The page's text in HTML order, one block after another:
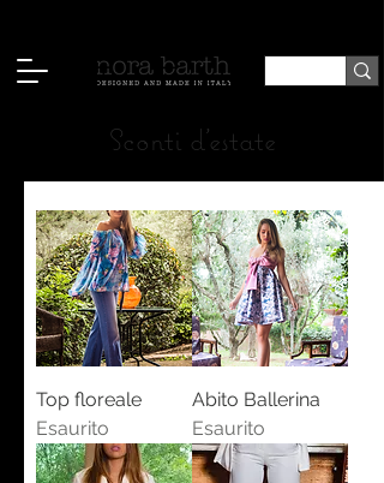
Sconti d'estate
Top floreale
Esaurito
Abito Ballerina
Esaurito